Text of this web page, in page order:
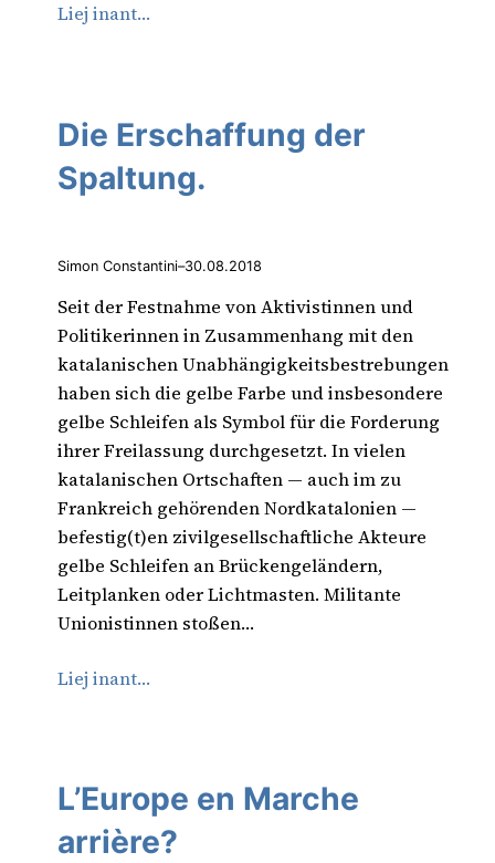
Liej inant…
Die Erschaffung der
Spaltung.
Simon Constantini–30.08.2018
Seit der Festnahme von Aktivistinnen und
Politikerinnen in Zusammenhang mit den
katalanischen Unabhängigkeitsbestrebungen
haben sich die gelbe Farbe und insbesondere
gelbe Schleifen als Symbol für die Forderung
ihrer Freilassung durchgesetzt. In vielen
katalanischen Ortschaften — auch im zu
Frankreich gehörenden Nordkatalonien —
befestig(t)en zivilgesellschaftliche Akteure
gelbe Schleifen an Brückengeländern,
Leitplanken oder Lichtmasten. Militante
Unionistinnen stoßen…
Liej inant…
L’Europe en Marche
arrière?